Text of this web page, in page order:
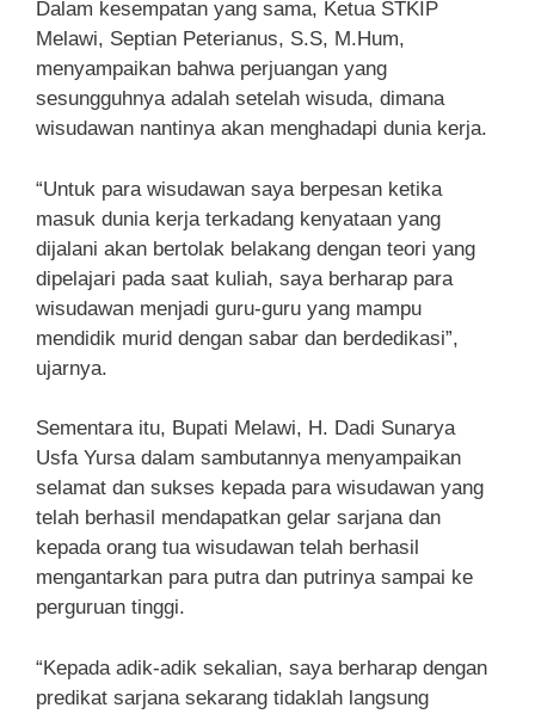
Dalam kesempatan yang sama, Ketua STKIP
Melawi, Septian Peterianus, S.S, M.Hum,
menyampaikan bahwa perjuangan yang
sesungguhnya adalah setelah wisuda, dimana
wisudawan nantinya akan menghadapi dunia kerja.
“Untuk para wisudawan saya berpesan ketika
masuk dunia kerja terkadang kenyataan yang
dijalani akan bertolak belakang dengan teori yang
dipelajari pada saat kuliah, saya berharap para
wisudawan menjadi guru-guru yang mampu
mendidik murid dengan sabar dan berdedikasi”,
ujarnya.
Sementara itu, Bupati Melawi, H. Dadi Sunarya
Usfa Yursa dalam sambutannya menyampaikan
selamat dan sukses kepada para wisudawan yang
telah berhasil mendapatkan gelar sarjana dan
kepada orang tua wisudawan telah berhasil
mengantarkan para putra dan putrinya sampai ke
perguruan tinggi.
“Kepada adik-adik sekalian, saya berharap dengan
predikat sarjana sekarang tidaklah langsung